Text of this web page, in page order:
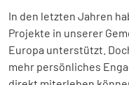
In den letzten Jahren
Projekte in unserer
Europa unterstützt.
mehr persönliches